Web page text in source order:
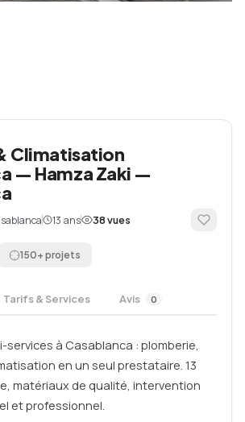
Climatisation
— Hamza Zaki —
13 ans 38 vues
150+ projets
Tarifs & Services Avis 0
services à Casablanca : plomberie,
en un seul prestataire. 13
matériaux de qualité, intervention
et professionnel.